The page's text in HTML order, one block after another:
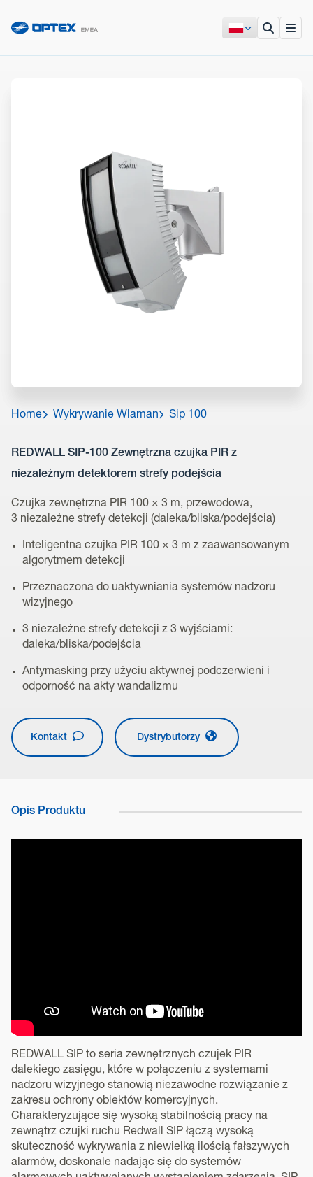
Home Wykrywanie Wlaman Sip 100
REDWALL SIP-100 Zewnętrzna czujka PIR z
niezależnym detektorem strefy podejścia
Czujka zewnętrzna PIR 100 × 3 m, przewodowa,
3 niezależne strefy detekcji (daleka/bliska/podejścia)
Inteligentna czujka PIR 100 × 3 m z zaawansowanym
algorytmem detekcji
Przeznaczona do uaktywniania systemów nadzoru
wizyjnego
3 niezależne strefy detekcji z 3 wyjściami:
daleka/bliska/podejścia
Antymasking przy użyciu aktywnej podczerwieni i
odporność na akty wandalizmu
Kontakt Dystrybutorzy
Opis Produktu
REDWALL SIP to seria zewnętrznych czujek PIR
dalekiego zasięgu, które w połączeniu z systemami
nadzoru wizyjnego stanowią niezawodne rozwiązanie z
zakresu ochrony obiektów komercyjnych.
Charakteryzujące się wysoką stabilnością pracy na
zewnątrz czujki ruchu Redwall SIP łączą wysoką
skuteczność wykrywania z niewielką ilością fałszywych
alarmów, doskonale nadając się do systemów